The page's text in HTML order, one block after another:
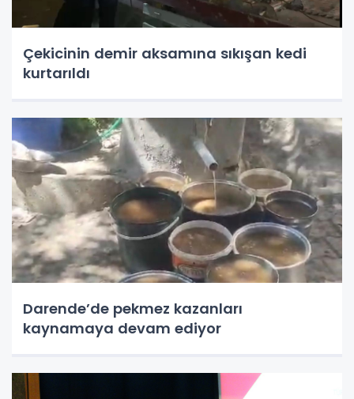
Çekicinin demir aksamına sıkışan kedi
kurtarıldı
Darende’de pekmez kazanları
kaynamaya devam ediyor